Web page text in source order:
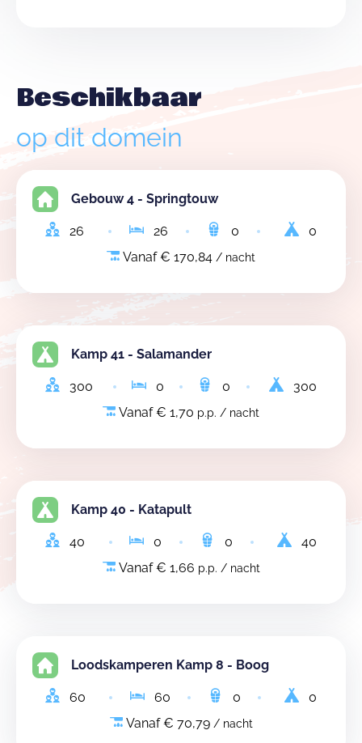
Beschikbaar
op dit domein
Gebouw 4 - Springtouw
26 26 0
0
Vanaf € 170,84 / nacht
Kamp 41 - Salamander
300 0 0
300
Vanaf € 1,70 p.p. / nacht
Kamp 40 - Katapult
40 0 0
40
Vanaf € 1,66 p.p. / nacht
Loodskamperen Kamp 8 - Boog
60 60 0
0
Vanaf € 70,79 / nacht